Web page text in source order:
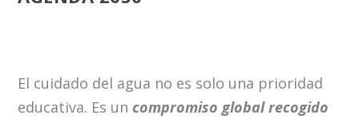
El cuidado del agua no es solo una prioridad
educativa. Es un compromiso global recogido